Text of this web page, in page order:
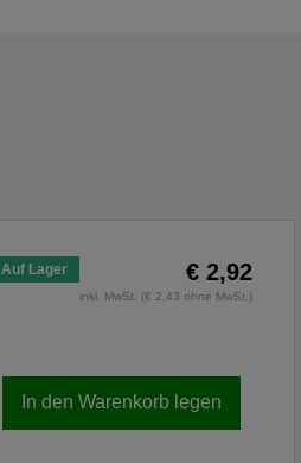
Auf Lager € 2,92
inkl. MwSt. (€ 2,43 ohne MwSt.)
In den Warenkorb legen